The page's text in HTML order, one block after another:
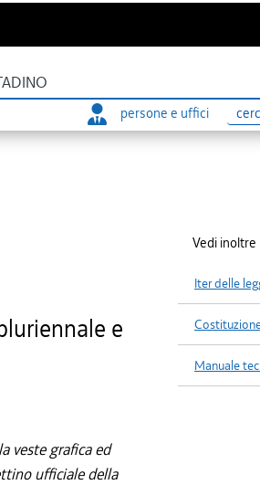
persone e uffici
e
veste grafica ed
ufficiale della
Vedi inoltre
Iter delle
Manuale